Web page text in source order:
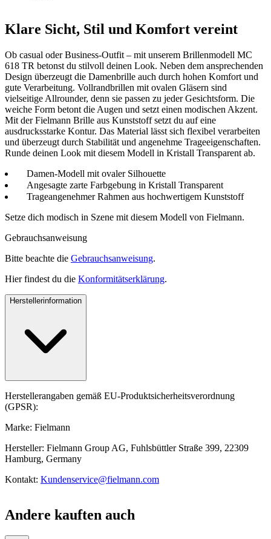
Klare Sicht, Stil und Komfort vereint
Ob casual oder Business-Outfit – mit unserem Brillenmodell MC
618 TR betonst du stilvoll deinen Look. Neben dem ansprechenden
Design überzeugt die Damenbrille auch durch hohen Komfort und
gute Verarbeitung. Vollrandbrillen mit ovalen Gläsern sind
vielseitige Allrounder, denn sie passen zu jeder Gesichtsform. Die
weiche Form betont die Augen und setzt einen modischen Akzent.
Mit der Fielmann Brille aus Kunststoff setzt du auf eine
ausdrucksstarke Kontur. Das Material lässt sich flexibel verarbeiten
und überzeugt durch Stabilität und angenehme Trageeigenschaften.
Runde deinen Look mit diesem Modell in Kristall Transparent ab.
Damen-Modell mit ovaler Silhouette
Angesagte zarte Farbgebung in Kristall Transparent
Trageangenehmer Rahmen aus hochwertigem Kunststoff
Setze dich modisch in Szene mit diesem Modell von Fielmann.
Gebrauchsanweisung
Bitte beachte die Gebrauchsanweisung.
Hier findest du die Konformitätserklärung.
Herstellerinformation
Herstellerangaben gemäß EU-Produktsicherheitsverordnung
(GPSR):
Marke: Fielmann
Hersteller: Fielmann Group AG, Fuhlsbüttler Straße 399, 22309
Hamburg, Germany
Kontakt: Kundenservice@fielmann.com
Andere kauften auch